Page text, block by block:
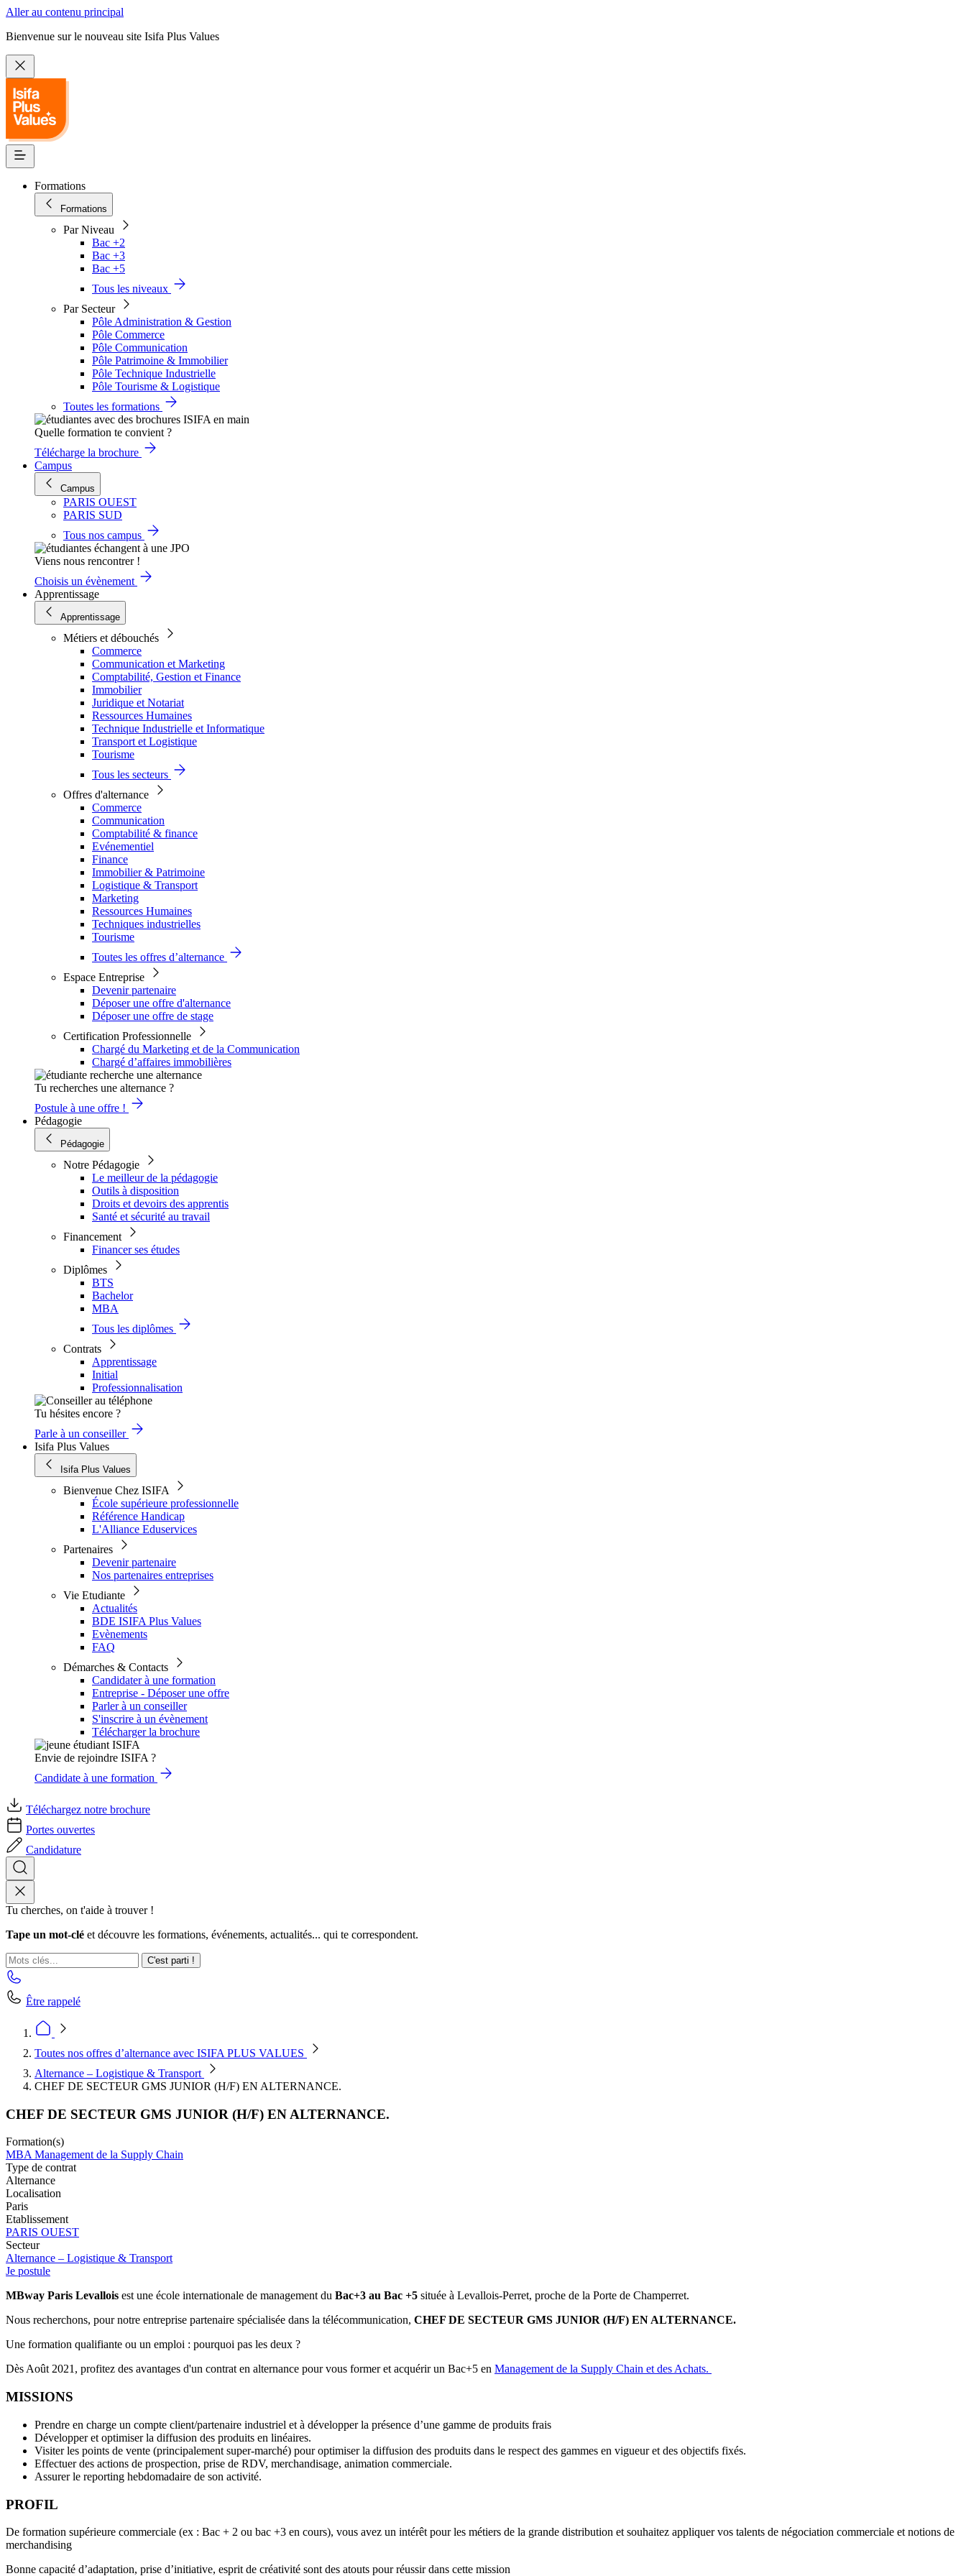
Aller au contenu principal
Bienvenue sur le nouveau site Isifa Plus Values
Formations
Formations
Par Niveau
Bac +2
Bac +3
Bac +5
Tous les niveaux
Par Secteur
Pôle Administration & Gestion
Pôle Commerce
Pôle Communication
Pôle Patrimoine & Immobilier
Pôle Technique Industrielle
Pôle Tourisme & Logistique
Toutes les formations
Quelle formation te convient ?
Télécharge la brochure
Campus
Campus
PARIS OUEST
PARIS SUD
Tous nos campus
Viens nous rencontrer !
Choisis un évènement
Apprentissage
Apprentissage
Métiers et débouchés
Commerce
Communication et Marketing
Comptabilité, Gestion et Finance
Immobilier
Juridique et Notariat
Ressources Humaines
Technique Industrielle et Informatique
Transport et Logistique
Tourisme
Tous les secteurs
Offres d'alternance
Commerce
Communication
Comptabilité & finance
Evénementiel
Finance
Immobilier & Patrimoine
Logistique & Transport
Marketing
Ressources Humaines
Techniques industrielles
Tourisme
Toutes les offres d’alternance
Espace Entreprise
Devenir partenaire
Déposer une offre d'alternance
Déposer une offre de stage
Certification Professionnelle
Chargé du Marketing et de la Communication
Chargé d’affaires immobilières
Tu recherches une alternance ?
Postule à une offre !
Pédagogie
Pédagogie
Notre Pédagogie
Le meilleur de la pédagogie
Outils à disposition
Droits et devoirs des apprentis
Santé et sécurité au travail
Financement
Financer ses études
Diplômes
BTS
Bachelor
MBA
Tous les diplômes
Contrats
Apprentissage
Initial
Professionnalisation
Tu hésites encore ?
Parle à un conseiller
Isifa Plus Values
Isifa Plus Values
Bienvenue Chez ISIFA
École supérieure professionnelle
Référence Handicap
L'Alliance Eduservices
Partenaires
Devenir partenaire
Nos partenaires entreprises
Vie Etudiante
Actualités
BDE ISIFA Plus Values
Evènements
FAQ
Démarches & Contacts
Candidater à une formation
Entreprise - Déposer une offre
Parler à un conseiller
S'inscrire à un évènement
Télécharger la brochure
Envie de rejoindre ISIFA ?
Candidate à une formation
Téléchargez notre brochure
Portes ouvertes
Candidature
Tu cherches, on t'aide à trouver !
Tape un mot-clé et découvre les formations, événements, actualités... qui te correspondent.
C'est parti !
Être rappelé
Toutes nos offres d’alternance avec ISIFA PLUS VALUES
Alternance – Logistique & Transport
CHEF DE SECTEUR GMS JUNIOR (H/F) EN ALTERNANCE.
CHEF DE SECTEUR GMS JUNIOR (H/F) EN ALTERNANCE.
Formation(s)
MBA Management de la Supply Chain
Type de contrat
Alternance
Localisation
Paris
Etablissement
PARIS OUEST
Secteur
Alternance – Logistique & Transport
Je postule
MBway Paris Levallois est une école internationale de management du Bac+3 au Bac +5 située à Levallois-Perret, proche de la Porte de Champerret.
Nous recherchons, pour notre entreprise partenaire spécialisée dans la télécommunication, CHEF DE SECTEUR GMS JUNIOR (H/F) EN ALTERNANCE.
Une formation qualifiante ou un emploi : pourquoi pas les deux ?
Dès Août 2021, profitez des avantages d'un contrat en alternance pour vous former et acquérir un Bac+5 en Managementde la Supply Chain et des Achats.
MISSIONS
Prendre en charge un compte client/partenaire industriel et à développer la présence d’une gamme de produits frais
Développer et optimiser la diffusion des produits en linéaires.
Visiter les points de vente (principalement super-marché) pour optimiser la diffusion des produits dans le respect des gammes en vigueur et des objectifs fixés.
Effectuer des actions de prospection, prise de RDV, merchandisage, animation commerciale.
Assurer le reporting hebdomadaire de son activité.
PROFIL
De formation supérieure commerciale (ex : Bac + 2 ou bac +3 en cours), vous avez un intérêt pour les métiers de la grande distribution et souhaitez appliquer vos talents de négociation commerciale et notions de
merchandising
Bonne capacité d’adaptation, prise d’initiative, esprit de créativité sont des atouts pour réussir dans cette mission